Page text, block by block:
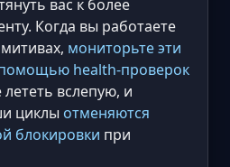
вас к более
Когда вы работаете
мониторьте эти
health-проверок
вслепую, и
циклы отменяются
блокировки при